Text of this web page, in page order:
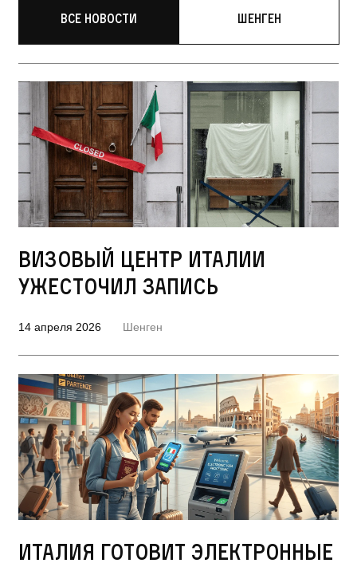
Все новости Шенген
Визовый центр Италии
ужесточил запись
14 апреля 2026 Шенген
Италия готовит электронные